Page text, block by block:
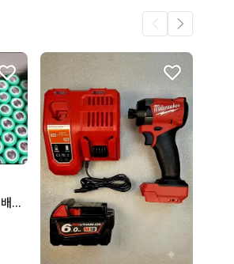
18650 고방전 25R SDI 배터리 20개